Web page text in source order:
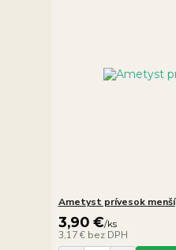
Ametyst prívesok menší
3,90 €/ks
3,17 € bez DPH